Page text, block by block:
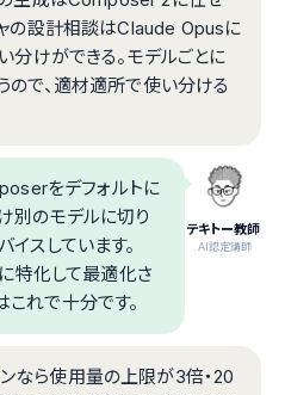
の設計相談はClaude Opusに
分けができる。モデルごとに
で、適材適所で使い分ける
テキトー教師
.AI認定講師
をデフォルトに
別のモデルに切り
イスしています。
特化して最適化さ
れで十分です。
なら使用量の上限が3倍・20